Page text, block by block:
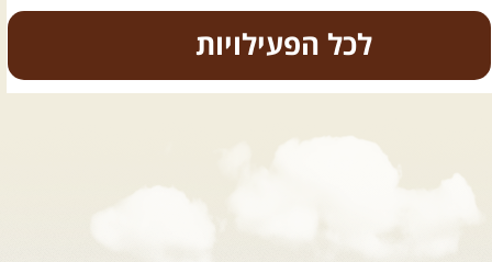
כל הפעילויות
טיולים מודרכים בארץ